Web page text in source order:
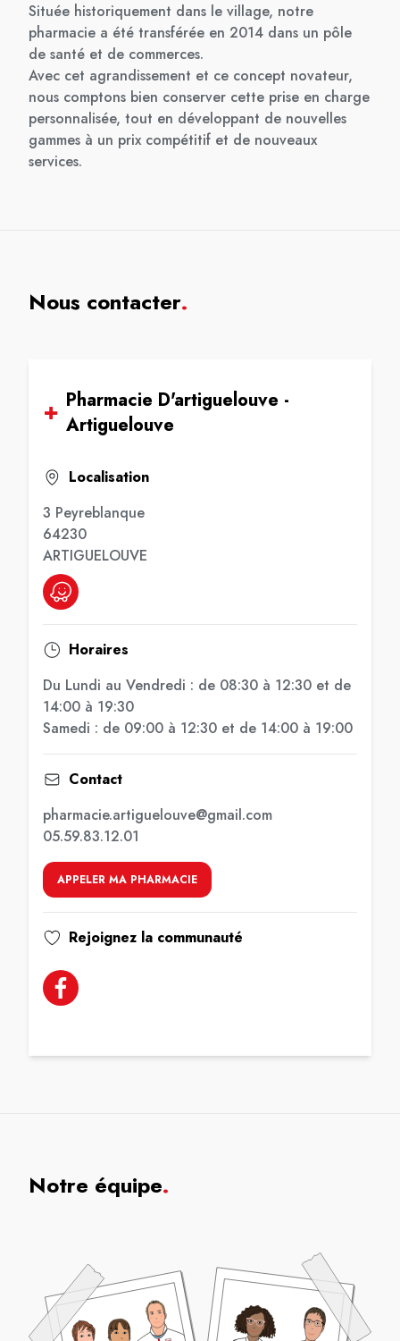
Située historiquement dans le village, notre
pharmacie a été transférée en 2014 dans un pôle
de santé et de commerces.
Avec cet agrandissement et ce concept novateur,
nous comptons bien conserver cette prise en charge
personnalisée, tout en développant de nouvelles
gammes à un prix compétitif et de nouveaux
services.
Nous contacter.
Pharmacie D'artiguelouve -
Artiguelouve
Localisation
3 Peyreblanque
64230
ARTIGUELOUVE
Horaires
Du Lundi au Vendredi : de 08:30 à 12:30 et de
14:00 à 19:30
Samedi : de 09:00 à 12:30 et de 14:00 à 19:00
Contact
pharmacie.artiguelouve@gmail.com
05.59.83.12.01
APPELER MA PHARMACIE
Rejoignez la communauté
Notre équipe.